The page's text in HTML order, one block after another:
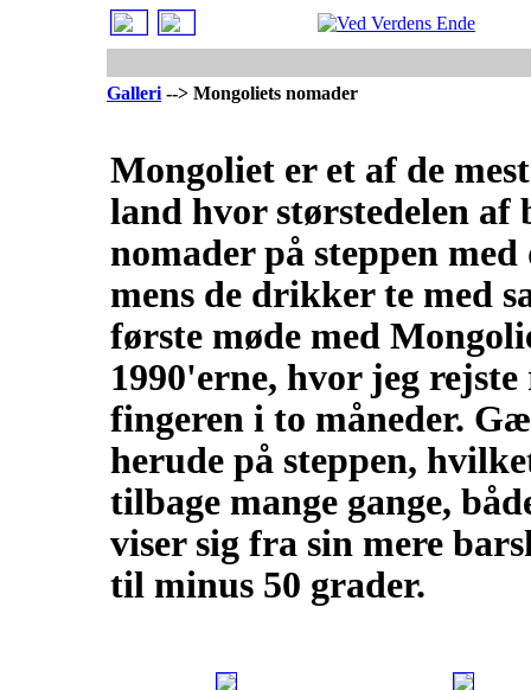
Galleri --> Mongoliets nomader
Mongoliet er et af de
land hvor størstedelen af
nomader på steppen med
mens de drikker te med
første møde med
1990'erne, hvor jeg
fingeren i to måneder.
herude på steppen,
tilbage mange gange,
viser sig fra sin mere
til minus 50 grader.